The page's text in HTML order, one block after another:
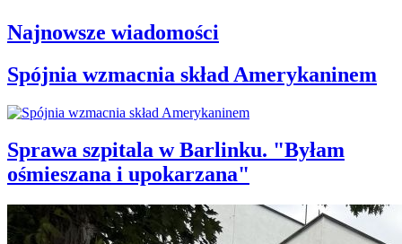
Najnowsze wiadomości
Spójnia wzmacnia skład Amerykaninem
Sprawa szpitala w Barlinku. "Byłam
ośmieszana i upokarzana"